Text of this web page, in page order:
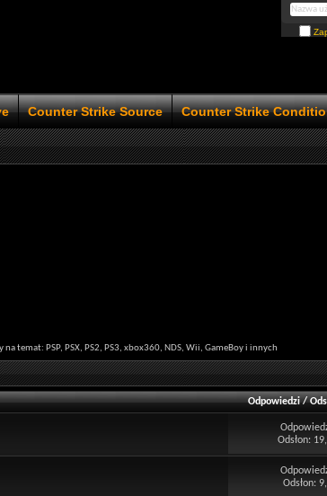
Counter Strike Source Counter Strike
temat: PSP, PSX, PS2, PS3, xbox360, NDS, Wii, GameBoy i innych
Odpowiedzi/
Odsłon:
Odsłon: